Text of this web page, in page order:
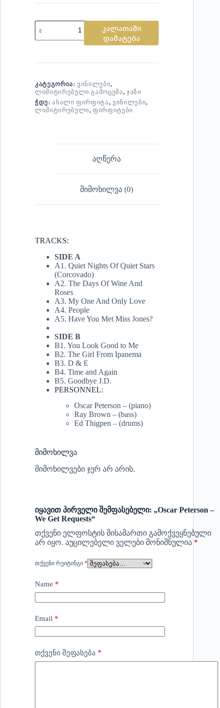
კალათაში
დამატება
ᲙᲐᲢᲔᲒᲝᲠᲘᲐ: ᲕᲘᲜᲘᲚᲔᲑᲘ,
ᲚᲘᲛᲘᲢᲘᲠᲔᲑᲣᲚᲘ ᲒᲐᲛᲝᲪᲔᲛᲐ, ᲯᲐᲖᲘ
ᲭᲓᲔ:ᲐᲮᲐᲚᲘ ᲤᲘᲠᲤᲘᲢᲐ, ᲕᲘᲜᲘᲚᲔᲑᲘ,
ᲚᲘᲛᲘᲢᲘᲠᲔᲑᲣᲚᲘ,ᲤᲘᲠᲤᲘᲢᲔᲑᲘ
აღწერა
მიმოხილვა (0)
TRACKS:
SIDE A
A1. Quiet Nights Of Quiet Stars
(Corcovado)
A2. The Days Of Wine And
Roses
A3. My One And Only Love
A4. People
A5. Have You Met Miss Jones?
SIDE B
B1. You Look Good to Me
B2. The Girl From Ipanema
B3. D & E
B4. Time and Again
B5. Goodbye J.D.
PERSONNEL:
Oscar Peterson – (piano)
Ray Brown – (bass)
Ed Thigpen – (drums)
მიმოხილვა
მიმოხილვები ჯერ არ არის.
იყავით პირველი შემფასებელი: „Oscar Peterson –
We Get Requests“
თქვენი ელფოსტის მისამართი გამოქვეყნებული
არ იყო. აუცილებელი ველები მონიშნულია *
ᲗᲥᲕᲔᲜᲘ ᲠᲔᲘᲢᲘᲜᲒᲘ *
Name *
Email *
თქვენი შეფასება *